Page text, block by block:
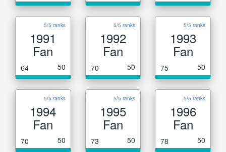
5/5 ranks
1991
Fan
64 50
5/5 ranks
1992
Fan
70 50
5/5 ranks
1993
Fan
75 50
5/5 ranks
1994
Fan
70 50
5/5 ranks
1995
Fan
73 50
5/5 ranks
1996
Fan
78 50